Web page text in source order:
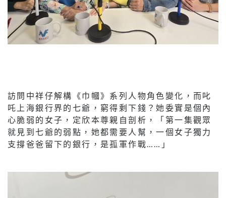
訪問中祥仔解構《巾幗》系列人物角色變化，而叱
吒上海銀行界的七爺，窮得剩下錢？她委實是個內
心脆弱的女子，定欣本尊親自剖析，「第一集觀眾
就見到七爺的弱點，她都需要人幫，一個女子獨力
支撐爸爸留下的銀行，是孤軍作戰……」